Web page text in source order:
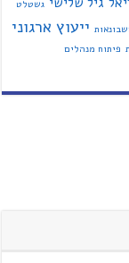
גשטלט
ייעוץ ארגוני
פיתוח מנהלים